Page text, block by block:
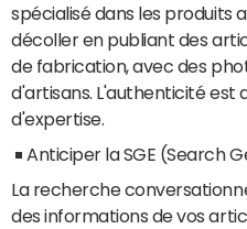
spécialisé dans les produits
décoller en publiant des
de fabrication, avec des
d'artisans. L'authenticité est
d'expertise.
Anticiper la SGE (Search
La recherche
des informations de vos